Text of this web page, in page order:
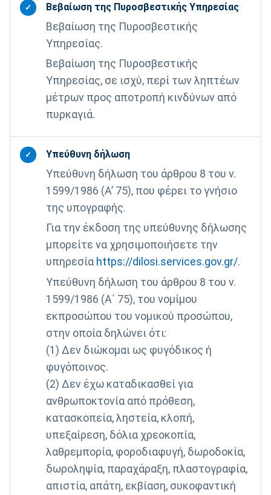
✓ Βεβαίωση της Πυροσβεστικής Υπηρεσίας
Βεβαίωση της Πυροσβεστικής
Υπηρεσίας.
Βεβαίωση της Πυροσβεστικής
Υπηρεσίας, σε ισχύ, περί των ληπτέων
μέτρων προς αποτροπή κινδύνων από
πυρκαγιά.
✓ Υπεύθυνη δήλωση
Υπεύθυνη δήλωση του άρθρου 8 του ν.
1599/1986 (Α’ 75), που φέρει το γνήσιο
της υπογραφής.
Για την έκδοση της υπεύθυνης δήλωσης
μπορείτε να χρησιμοποιήσετε την
υπηρεσία https://dilosi.services.gov.gr/.
Υπεύθυνη δήλωση του άρθρου 8 του ν.
1599/1986 (Α΄ 75), του νομίμου
εκπροσώπου του νομικού προσώπου,
στην οποία δηλώνει ότι:
(1) Δεν διώκομαι ως φυγόδικος ή
φυγόποινος.
(2) Δεν έχω καταδικασθεί για
ανθρωποκτονία από πρόθεση,
κατασκοπεία, ληστεία, κλοπή,
υπεξαίρεση, δόλια χρεοκοπία,
λαθρεμπορία, φοροδιαφυγή, δωροδοκία,
δωροληψία, παραχάραξη, πλαστογραφία,
απιστία, απάτη, εκβίαση, συκοφαντική